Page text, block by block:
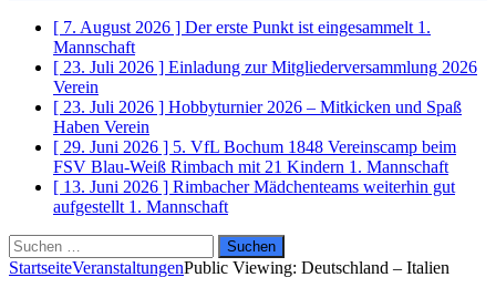
[ 7. August 2026 ] Der erste Punkt ist eingesammelt 1.
Mannschaft
[ 23. Juli 2026 ] Einladung zur Mitgliederversammlung 2026
Verein
[ 23. Juli 2026 ] Hobbyturnier 2026 – Mitkicken und Spaß
Haben Verein
[ 29. Juni 2026 ] 5. VfL Bochum 1848 Vereinscamp beim
FSV Blau-Weiß Rimbach mit 21 Kindern 1. Mannschaft
[ 13. Juni 2026 ] Rimbacher Mädchenteams weiterhin gut
aufgestellt 1. Mannschaft
Suchen
nach:
StartseiteVeranstaltungenPublic Viewing: Deutschland – Italien